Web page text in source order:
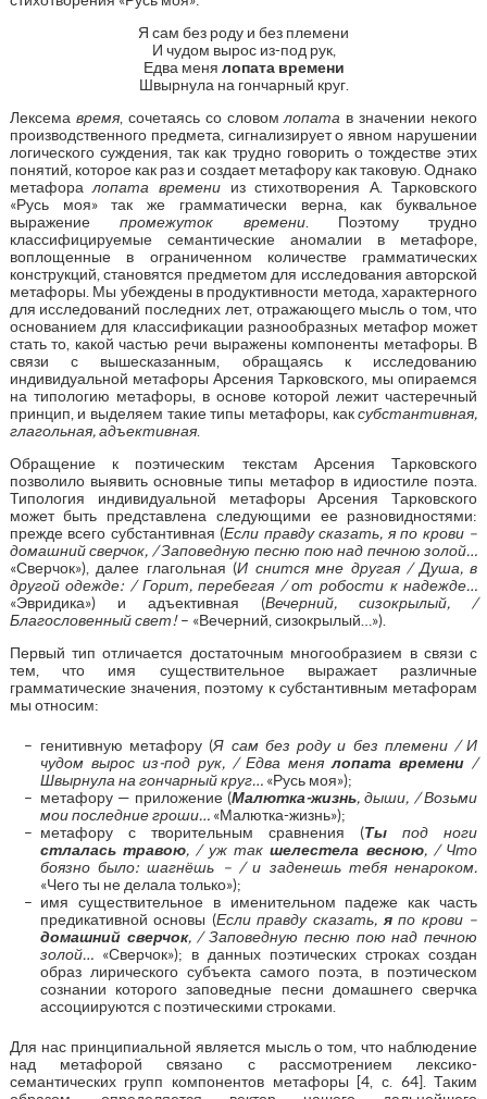
Я сам без роду и без племени
И чудом вырос из-под рук,
Едва меня лопата времени
Швырнула на гончарный круг.
Лексема время, сочетаясь со словомлопата в значении некого
производственного предмета, сигнализирует о явном нарушении
логического суждения, так как трудно говорить о тождестве этих
понятий, которое как раз и создает метафору как таковую. Однако
метафоралопата временииз стихотворения А. Тарковского
«Русь моя» так же грамматически верна, как буквальное
выражениепромежуток времени. Поэтому трудно
классифицируемые семантические аномалии в метафоре,
воплощенные в ограниченном количестве грамматических
конструкций, становятся предметом для исследования авторской
метафоры. Мы убеждены в продуктивности метода, характерного
для исследований последних лет, отражающего мысль о том, что
основанием для классификации разнообразных метафор может
стать то, какой частью речи выражены компоненты метафоры. В
связи с вышесказанным, обращаясь к исследованию
индивидуальной метафоры Арсения Тарковского, мы опираемся
на типологию метафоры, в основе которой лежит частеречный
принцип, и выделяем такие типы метафоры, каксубстантивная,
глагольная, адъективная.
Обращение к поэтическим текстам Арсения Тарковского
позволило выявить основные типы метафор в идиостиле поэта.
Типология индивидуальной метафоры Арсения Тарковского
может быть представлена следующими ее разновидностями:
прежде всего субстантивная (Если правду сказать, я по крови –
домашний сверчок, / Заповедную песню пою над печною золой…
«Сверчок»), далее глагольная (И снится мне другая / Душа, в
другой одежде: / Горит, перебегая / от робости к надежде…
«Эвридика») и адъективная (Вечерний, сизокрылый, /
Благословенный свет!– «Вечерний, сизокрылый…»).
Первый тип отличается достаточным многообразием в связи с
тем, что имя существительное выражает различные
грамматические значения, поэтому к субстантивным метафорам
мы относим:
генитивную метафору (Я сам без роду и без племени / И
чудом вырос из-под рук, / Едва менялопата времени /
Швырнула на гончарный круг…«Русь моя»);
метафору — приложение (Малютка-жизнь, дыши, / Возьми
мои последние гроши…«Малютка-жизнь»);
метафору с творительным сравнения (Ты под ноги
стлалась травою, / уж такшелестела весною, / Что
боязно было: шагнёшь – / и заденешь тебя ненароком.
«Чего ты не делала только»);
имя существительное в именительном падеже как часть
предикативной основы (Если правду сказать, япо крови –
домашний сверчок, / Заповедную песню пою над печною
золой…«Сверчок»); в данных поэтических строках создан
образ лирического субъекта самого поэта, в поэтическом
сознании которого заповедные песни домашнего сверчка
ассоциируются с поэтическими строками.
Для нас принципиальной является мысль о том, что наблюдение
над метафорой связано с рассмотрением лексико-
семантических групп компонентов метафоры [4, с. 64]. Таким